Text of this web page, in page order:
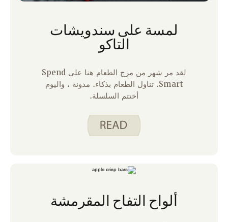
لمسة على سندويشات
التاكو
لقد مر شهر من مزج الطعام هنا على Spend
Smart. تناول الطعام بذكاء. مدونة ، واليوم
أختتم السلسلة.
ألواح التفاح المقرمشة